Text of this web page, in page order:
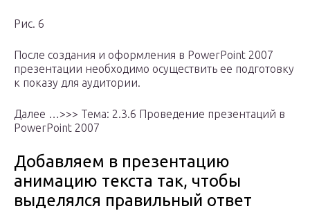
Рис. 6
После создания и оформления в PowerPoint 2007
презентации необходимо осуществить ее подготовку
к показу для аудитории.
Далее …>>> Тема: 2.3.6 Проведение презентаций в
PowerPoint 2007
Добавляем в презентацию
анимацию текста так, чтобы
выделялся правильный ответ